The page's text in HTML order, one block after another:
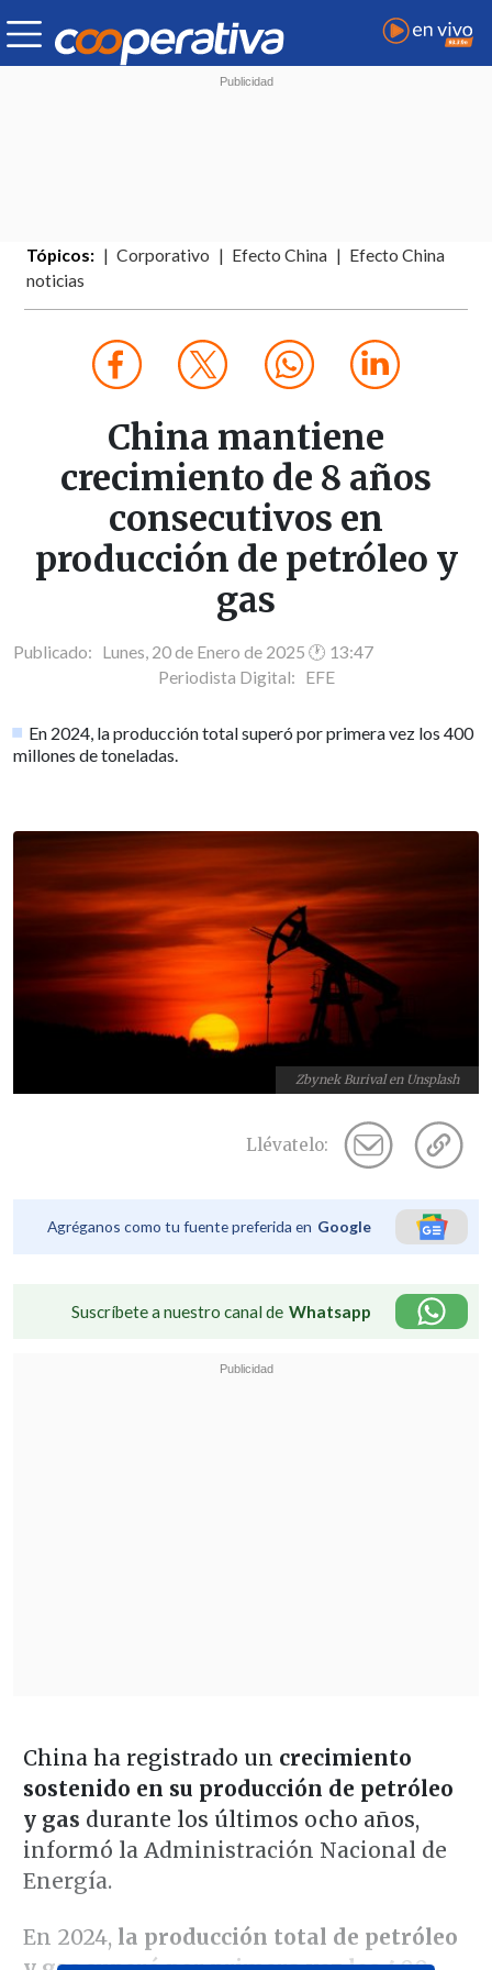
Tópicos: Corporativo Efecto China
Efecto China
noticias
China mantiene
crecimiento de 8 años
consecutivos en
producción de petróleo y
gas
Publicado: Lunes, 20 de Enero de 2025 🕐 13:47
Periodista Digital: EFE
En 2024, la producción total superó por primera vez los 400
millones de toneladas.
Zbynek Burival en Unsplash
Llévatelo:
Agréganos como tu fuente preferida en Google
Suscríbete a nuestro canal de Whatsapp
China ha registrado un crecimiento
sostenido en su producción de petróleo
y gas durante los últimos ocho años,
informó la Administración Nacional de
Energía.
En 2024, la producción total de petróleo